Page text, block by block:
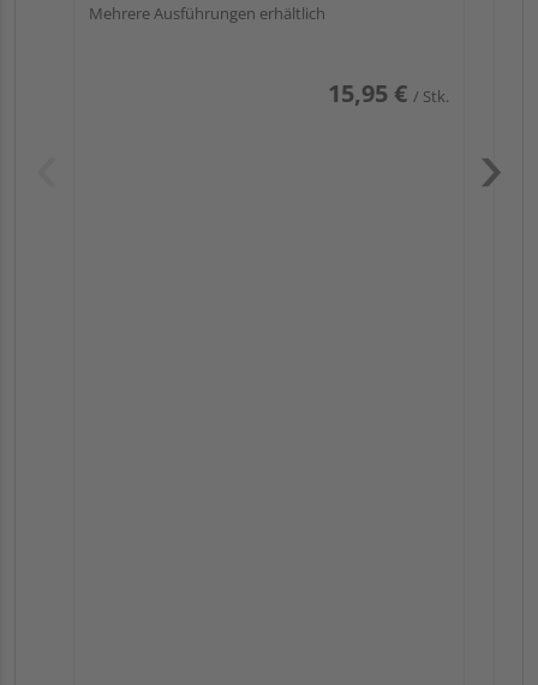
Mehrere Ausführungen erhältlich
15,95 € / Stk.